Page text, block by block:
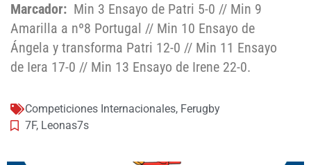
Marcador: Min 3 Ensayo de Patri 5-0 // Min 9
Amarilla a nº8 Portugal // Min 10 Ensayo de
Ángela y transforma Patri 12-0 // Min 11 Ensayo
de Iera 17-0 // Min 13 Ensayo de Irene 22-0.
Competiciones Internacionales, Ferugby
7F, Leonas7s